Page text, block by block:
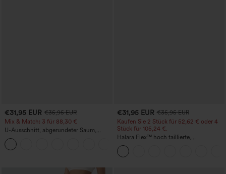
€31,95 EUR €35,95 EUR
Mix & Match: 3 für 88,30 €
U-Ausschnitt, abgerundeter Saum,
InstantCool Yoga-Trägertop – UPF50+
€31,95 EUR €35,95 EUR
Kaufen Sie 2 Stück für 52,62 € oder 4
Stück für 105,24 €.
Halara Flex™ hoch taillierte,
figurformende Arbeitshose, die die Taille
schmaler wirken lässt, mit Taschen,
weitem Bein und Mikro-Waffelstruktur